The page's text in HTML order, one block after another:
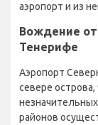
аэропорт и из
Вождение от
Тенерифе
Аэропорт
севере
районов